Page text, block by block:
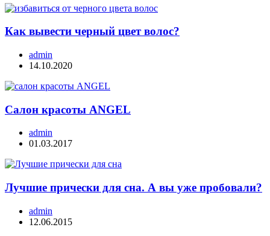
Как вывести черный цвет волос?
admin
14.10.2020
Салон красоты ANGEL
admin
01.03.2017
Лучшие прически для сна. А вы уже пробовали?
admin
12.06.2015